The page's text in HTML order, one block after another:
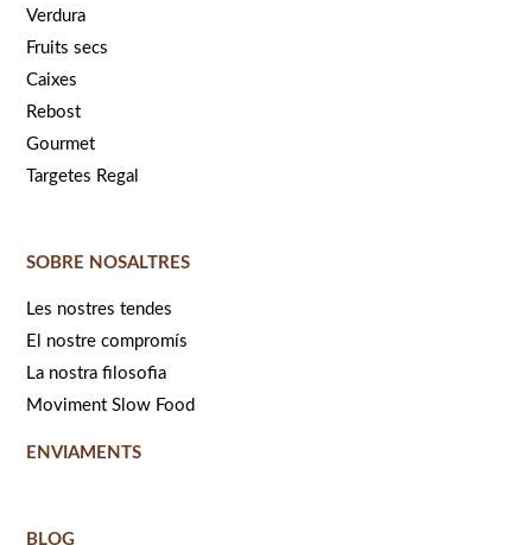
Verdura
Fruits secs
Caixes
Rebost
Gourmet
Targetes Regal
SOBRE NOSALTRES
Les nostres tendes
El nostre compromís
La nostra filosofia
Moviment Slow Food
ENVIAMENTS
BLOG